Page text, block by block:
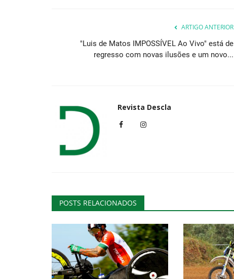
ARTIGO ANTERIOR
"Luis de Matos IMPOSSÍVEL Ao Vivo" está de
regresso com novas ilusões e um novo...
Revista Descla
POSTS RELACIONADOS